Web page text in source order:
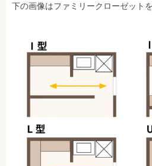
下の画像はファミリークローゼット